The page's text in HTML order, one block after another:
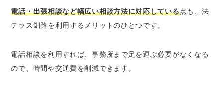
電話・出張相談など幅広い相談方法に対応している点も、法
テラス釧路を利用するメリットのひとつです。
電話相談を利用すれば、事務所まで足を運ぶ必要がなくなる
ので、時間や交通費を削減できます。